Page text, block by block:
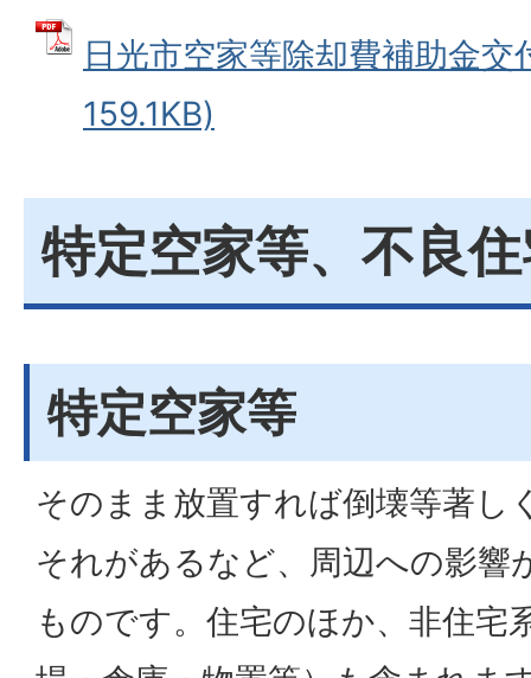
日光市空家等除却費補助金
159.1KB)
特定空家等、不良
特定空家等
そのまま放置すれば倒壊等著し
それがあるなど、周辺への影響
ものです。住宅のほか、非住宅